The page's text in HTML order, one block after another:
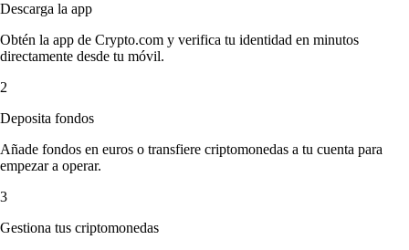
Descarga la app
Obtén la app de Crypto.com y verifica tu identidad en minutos
directamente desde tu móvil.
2
Deposita fondos
Añade fondos en euros o transfiere criptomonedas a tu cuenta para
empezar a operar.
3
Gestiona tus criptomonedas